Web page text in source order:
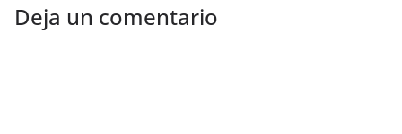
Deja un comentario